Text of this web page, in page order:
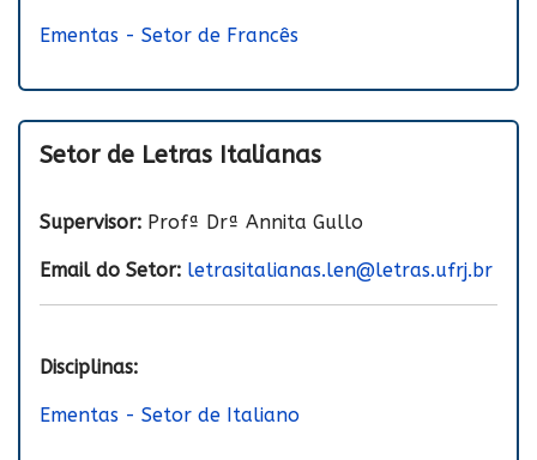
Ementas - Setor de Francês
Setor de Letras Italianas
Supervisor: Profª Drª Annita Gullo
Email do Setor: letrasitalianas.len@letras.ufrj.br
Disciplinas:
Ementas - Setor de Italiano